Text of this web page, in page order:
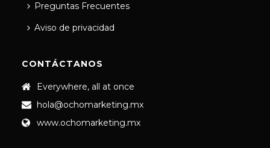
Preguntas Frecuentes
Aviso de privacidad
CONTÁCTANOS
Everywhere, all at once
hola@ochomarketing.mx
www.ochomarketing.mx